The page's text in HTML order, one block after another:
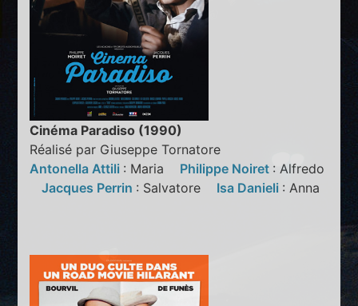
Cinéma Paradiso (1990)
Réalisé par Giuseppe Tornatore
Antonella Attili : Maria Philippe Noiret : Alfredo
Jacques Perrin : Salvatore Isa Danieli : Anna